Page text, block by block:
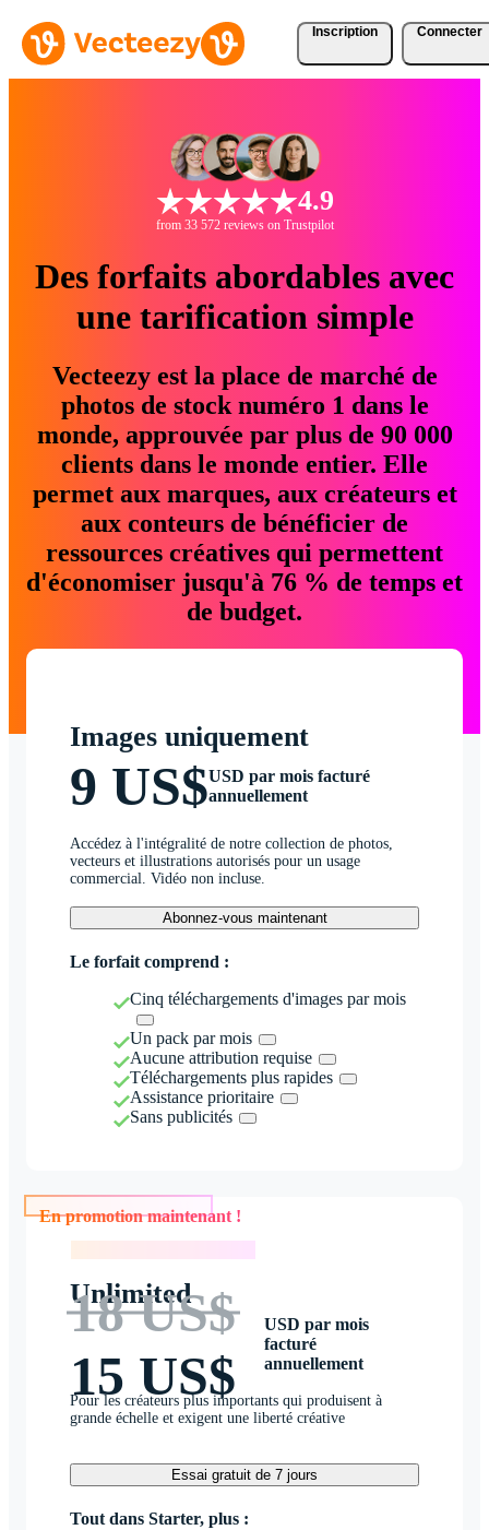
Inscription Connecter
4.9
from 33 572 reviews on Trustpilot
Des forfaits abordables avec
une tarification simple
Vecteezy est la place de marché de
photos de stock numéro 1 dans le
monde, approuvée par plus de 90 000
clients dans le monde entier. Elle
permet aux marques, aux créateurs et
aux conteurs de bénéficier de
ressources créatives qui permettent
d'économiser jusqu'à 76 % de temps et
de budget.
Images uniquement
9 US$USD par mois facturé
annuellement
Accédez à l'intégralité de notre collection de photos,
vecteurs et illustrations autorisés pour un usage
commercial. Vidéo non incluse.
Abonnez-vous maintenant
Le forfait comprend :
Cinq téléchargements d'images par mois
Un pack par mois
Aucune attribution requise
Téléchargements plus rapides
Assistance prioritaire
Sans publicités
En promotion maintenant !
Unlimited
18 US$
15 US$
USD par mois
facturé
annuellement
Pour les créateurs plus importants qui produisent à
grande échelle et exigent une liberté créative
Essai gratuit de 7 jours
Tout dans Starter, plus :